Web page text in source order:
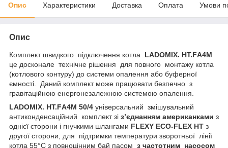
Опис Характеристики Доставка Оплата Умови
Опис
Комплект швидкого підключення котла LADOMIX. HT.FА4M
це досконале технічне рішення для повного монтажу котла
(котлового контуру) до системи опалення або буферної
ємності. Даний комплект може працювати безпечно з
гравітаційною енергонезалежною системою опалення.
LADOMIX. HT.FА4M 50/4 універсальний змішувальний
антиконденсаційний комплект зі з’єднанням американками з
однієї сторони і гнучкими шлангами FLEXY ECO-FLEX HT з
другої сторони, для підтримки температури зворотньої лінії
котла 55°C з повноцінним бай пасом з частотним насосом